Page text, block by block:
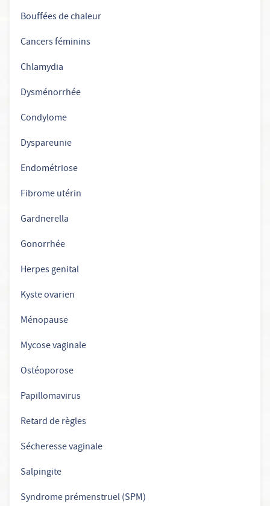
Bouffées de chaleur
Cancers féminins
Chlamydia
Dysménorrhée
Condylome
Dyspareunie
Endométriose
Fibrome utérin
Gardnerella
Gonorrhée
Herpes genital
Kyste ovarien
Ménopause
Mycose vaginale
Ostéoporose
Papillomavirus
Retard de règles
Sécheresse vaginale
Salpingite
Syndrome prémenstruel (SPM)